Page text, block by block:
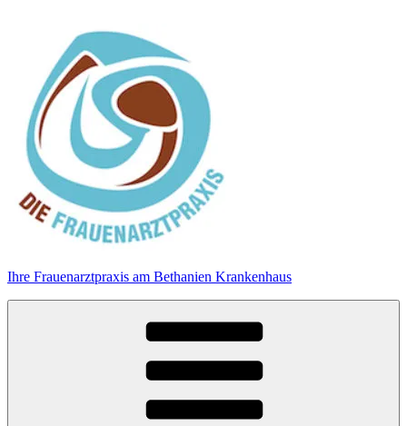
Ihre Frauenarztpraxis am Bethanien Krankenhaus